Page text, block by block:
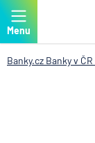
Menu
Banky.cz Banky v ČR